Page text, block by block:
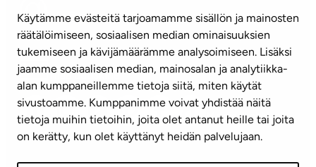
Käytämme evästeitä tarjoamamme sisällön ja mainosten
räätälöimiseen, sosiaalisen median ominaisuuksien
tukemiseen ja kävijämäärämme analysoimiseen. Lisäksi
jaamme sosiaalisen median, mainosalan ja analytiikka-
alan kumppaneillemme tietoja siitä, miten käytät
sivustoamme. Kumppanimme voivat yhdistää näitä
tietoja muihin tietoihin, joita olet antanut heille tai joita
on kerätty, kun olet käyttänyt heidän palvelujaan.
info@ta.fi
Tilaa uutiskirje
Mediapankki